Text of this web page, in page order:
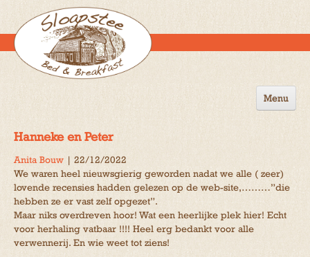
Menu
Omgeving
Gastenboek
Hanneke en Peter
Anita Bouw | 22/12/2022
We waren heel nieuwsgierig geworden nadat we alle ( zeer)
lovende recensies hadden gelezen op de web-site,………”die
hebben ze er vast zelf opgezet”.
Maar niks overdreven hoor! Wat een heerlijke plek hier! Echt
voor herhaling vatbaar !!!! Heel erg bedankt voor alle
verwennerij. En wie weet tot ziens!